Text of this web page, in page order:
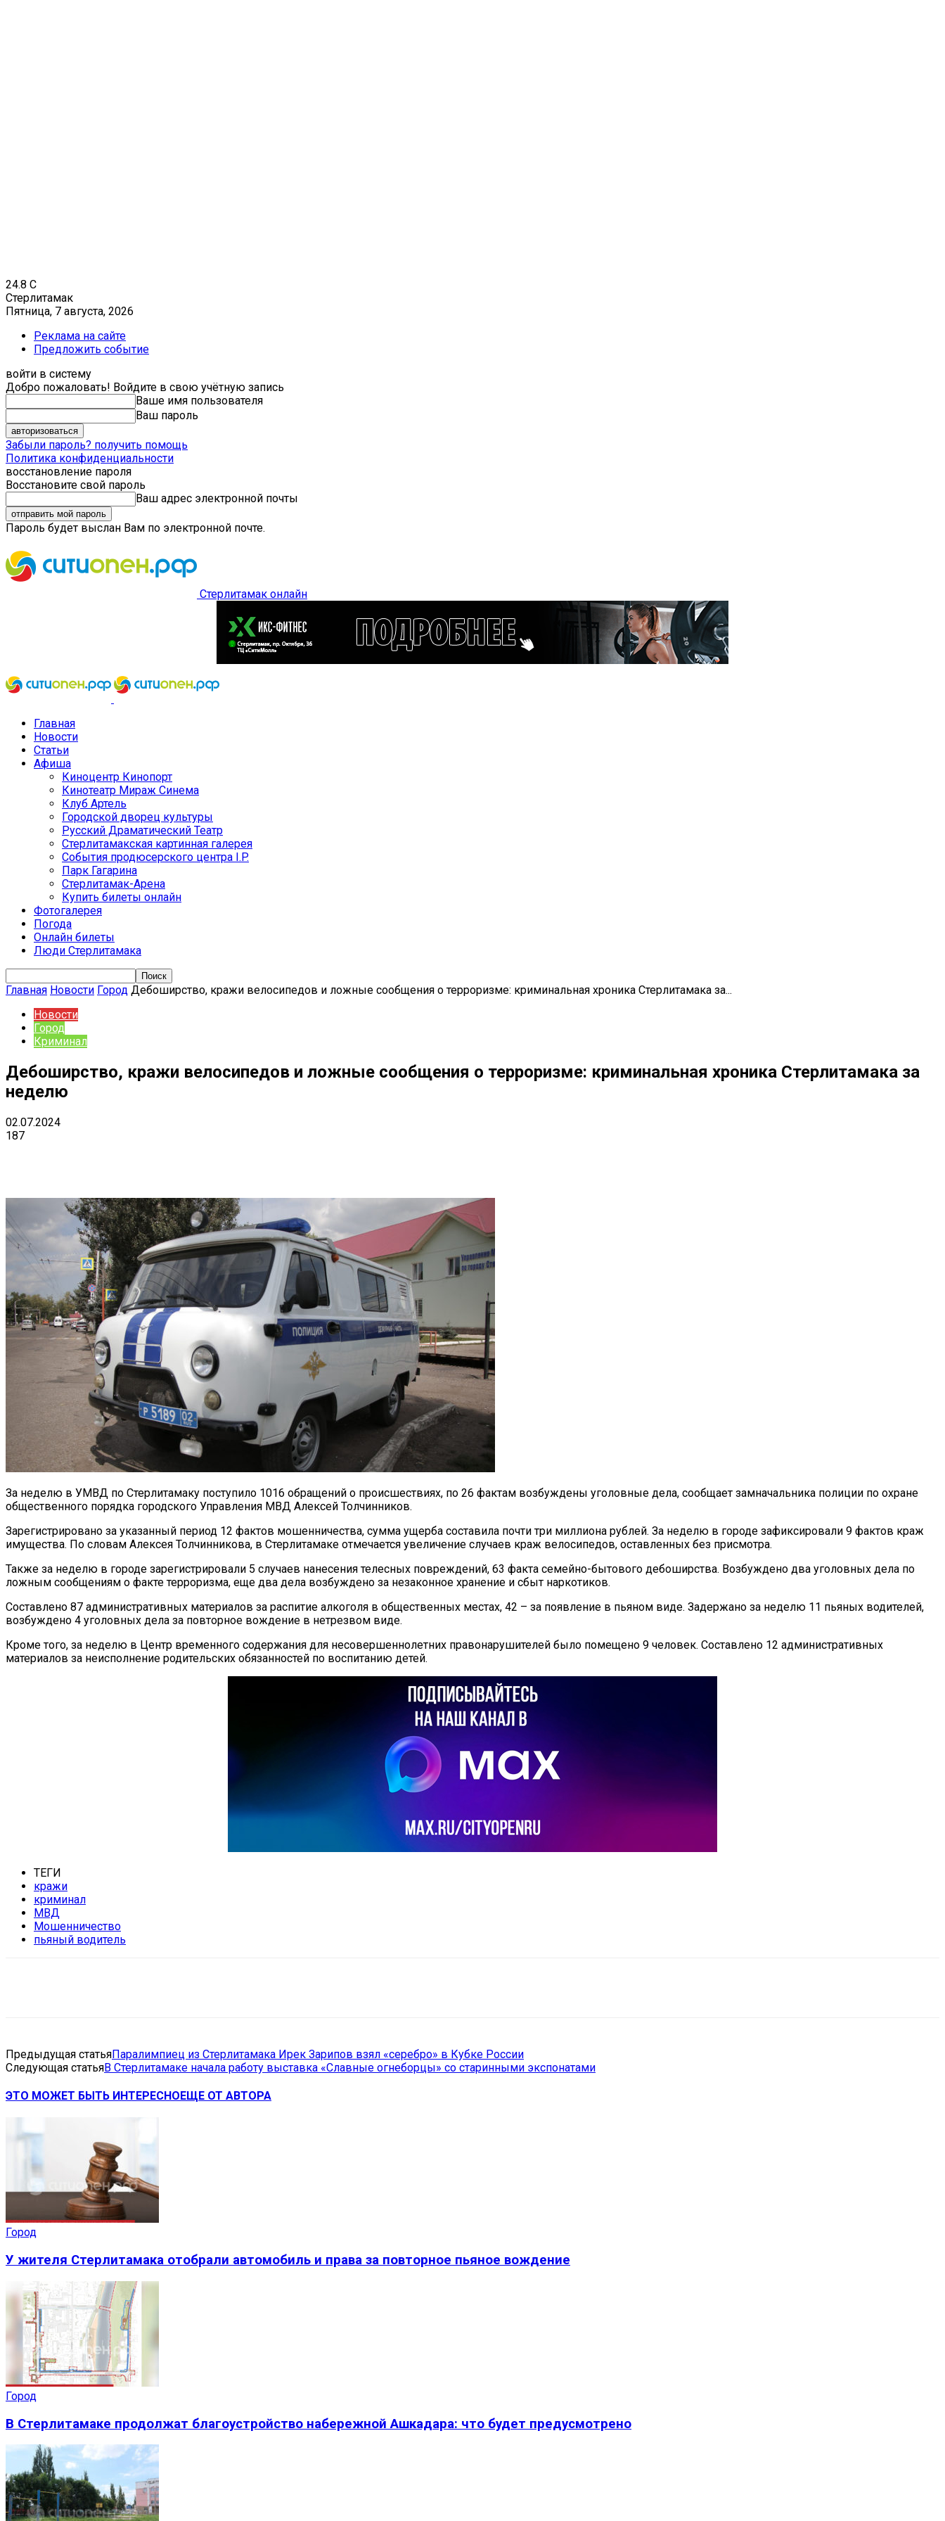
24.8 C
Стерлитамак
Пятница, 7 августа, 2026
Реклама на сайте
Предложить событие
войти в систему
Добро пожаловать! Войдите в свою учётную запись
Ваше имя пользователя
Ваш пароль
Забыли пароль? получить помощь
Политика конфиденциальности
восстановление пароля
Восстановите свой пароль
Ваш адрес электронной почты
Пароль будет выслан Вам по электронной почте.
Стерлитамак онлайн
Главная
Новости
Статьи
Афиша
Киноцентр Кинопорт
Кинотеатр Мираж Синема
Клуб Артель
Городской дворец культуры
Русский Драматический Театр
Стерлитамакская картинная галерея
События продюсерского центра I.P.
Парк Гагарина
Стерлитамак-Арена
Купить билеты онлайн
Фотогалерея
Погода
Онлайн билеты
Люди Стерлитамака
Главная Новости Город Дебоширство, кражи велосипедов и ложные сообщения о терроризме: криминальная хроника Стерлитамака за...
Новости
Город
Криминал
Дебоширство, кражи велосипедов и ложные сообщения о терроризме: криминальная хроника Стерлитамака за
неделю
02.07.2024
187
За неделю в УМВД по Стерлитамаку поступило 1016 обращений о происшествиях, по 26 фактам возбуждены уголовные дела, сообщает замначальника полиции по охране
общественного порядка городского Управления МВД Алексей Толчинников.
Зарегистрировано за указанный период 12 фактов мошенничества, сумма ущерба составила почти три миллиона рублей. За неделю в городе зафиксировали 9 фактов краж
имущества. По словам Алексея Толчинникова, в Стерлитамаке отмечается увеличение случаев краж велосипедов, оставленных без присмотра.
Также за неделю в городе зарегистрировали 5 случаев нанесения телесных повреждений, 63 факта семейно-бытового дебоширства. Возбуждено два уголовных дела по
ложным сообщениям о факте терроризма, еще два дела возбуждено за незаконное хранение и сбыт наркотиков.
Составлено 87 административных материалов за распитие алкоголя в общественных местах, 42 – за появление в пьяном виде. Задержано за неделю 11 пьяных водителей,
возбуждено 4 уголовных дела за повторное вождение в нетрезвом виде.
Кроме того, за неделю в Центр временного содержания для несовершеннолетних правонарушителей было помещено 9 человек. Составлено 12 административных
материалов за неисполнение родительских обязанностей по воспитанию детей.
ТЕГИ
кражи
криминал
МВД
Мошенничество
пьяный водитель
Предыдущая статьяПаралимпиец из Стерлитамака Ирек Зарипов взял «серебро» в Кубке России
Следующая статьяВ Стерлитамаке начала работу выставка «Славные огнеборцы» со старинными экспонатами
ЭТО МОЖЕТ БЫТЬ ИНТЕРЕСНОЕЩЕ ОТ АВТОРА
Город
У жителя Стерлитамака отобрали автомобиль и права за повторное пьяное вождение
Город
В Стерлитамаке продолжат благоустройство набережной Ашкадара: что будет предусмотрено